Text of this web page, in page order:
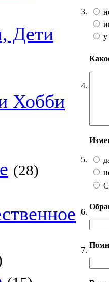
Дети
Хобби
(28)
3.
у
4.
5.
6.
7.